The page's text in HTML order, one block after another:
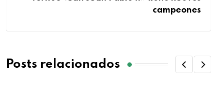
campeones
Posts relacionados